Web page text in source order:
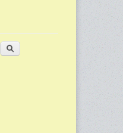
Keresés